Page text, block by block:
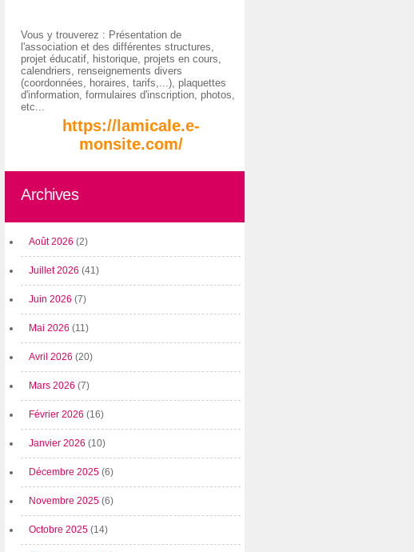
Vous y trouverez : Présentation de
l'association et des différentes structures,
projet éducatif, historique, projets en cours,
calendriers, renseignements divers
(coordonnées, horaires, tarifs,...), plaquettes
d'information, formulaires d'inscription, photos,
etc...
https://lamicale.e-
monsite.com/
Archives
Août 2026 (2)
Juillet 2026 (41)
Juin 2026 (7)
Mai 2026 (11)
Avril 2026 (20)
Mars 2026 (7)
Février 2026 (16)
Janvier 2026 (10)
Décembre 2025 (6)
Novembre 2025 (6)
Octobre 2025 (14)